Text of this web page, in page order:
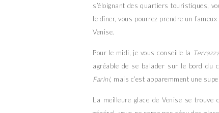
s’éloignant des quartiers touristiques,
le dîner, vous pourrez prendre un fameux
Venise.
Pour le midi, je vous conseille la
agréable de se balader sur le bord du
Farini, mais c’est apparemment une
La meilleure glace de Venise se trouve